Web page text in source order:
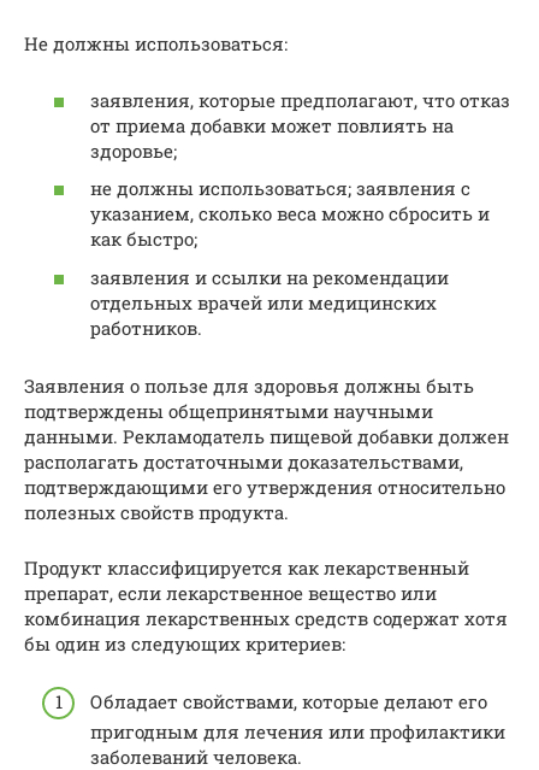
Не должны использоваться:
заявления, которые предполагают, что отказ
от приема добавки может повлиять на
здоровье;
не должны использоваться; заявления с
указанием, сколько веса можно сбросить и
как быстро;
заявления и ссылки на рекомендации
отдельных врачей или медицинских
работников.
Заявления о пользе для здоровья должны быть
подтверждены общепринятыми научными
данными. Рекламодатель пищевой добавки должен
располагать достаточными доказательствами,
подтверждающими его утверждения относительно
полезных свойств продукта.
Продукт классифицируется как лекарственный
препарат, если лекарственное вещество или
комбинация лекарственных средств содержат хотя
бы один из следующих критериев:
Обладает свойствами, которые делают его
пригодным для лечения или профилактики
заболеваний человека.